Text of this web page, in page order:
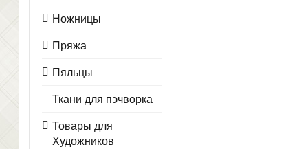
Ножницы
Пряжа
Пяльцы
Ткани для пэчворка
Товары для
Художников